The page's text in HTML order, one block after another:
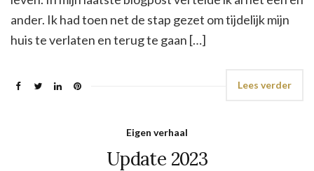
ander. Ik had toen net de stap gezet om tijdelijk mijn
huis te verlaten en terug te gaan […]
Lees verder
Eigen verhaal
Update 2023